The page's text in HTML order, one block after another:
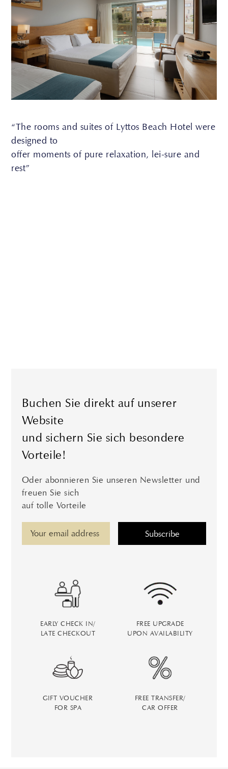
“The rooms and suites of Lyttos Beach Hotel were
designed to
offer moments of pure relaxation, lei-sure and
rest”
Buchen Sie direkt auf unserer
Website
und sichern Sie sich besondere
Vorteile!
Oder abonnieren Sie unseren Newsletter und
freuen Sie sich
auf tolle Vorteile
EARLY CHECK IN/
LATE CHECKOUT
FREE UPGRADE
UPON AVAILABILITY
GIFT VOUCHER
FOR SPA
FREE TRANSFER/
CAR OFFER